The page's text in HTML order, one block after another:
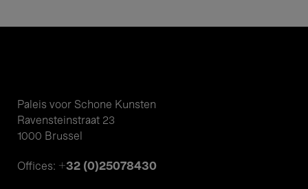
Paleis voor Schone Kunsten
Ravensteinstraat 23
1000 Brussel
Offices: +32 (0)25078430